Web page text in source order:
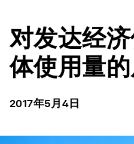
对发达经
体使用量
2017年5月4日